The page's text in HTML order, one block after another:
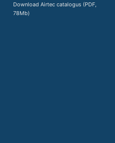
Download Airtec catalogus (PDF,
78Mb)